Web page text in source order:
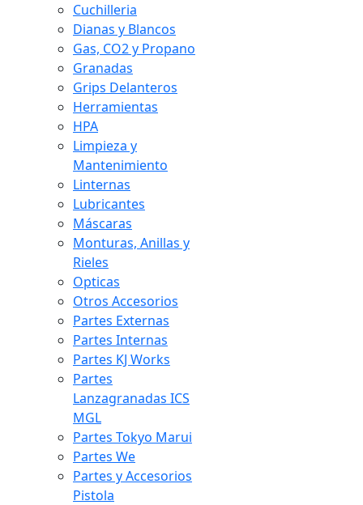
Cuchilleria
Dianas y Blancos
Gas, CO2 y Propano
Granadas
Grips Delanteros
Herramientas
HPA
Limpieza y
Mantenimiento
Linternas
Lubricantes
Máscaras
Monturas, Anillas y
Rieles
Opticas
Otros Accesorios
Partes Externas
Partes Internas
Partes KJ Works
Partes
Lanzagranadas ICS
MGL
Partes Tokyo Marui
Partes We
Partes y Accesorios
Pistola